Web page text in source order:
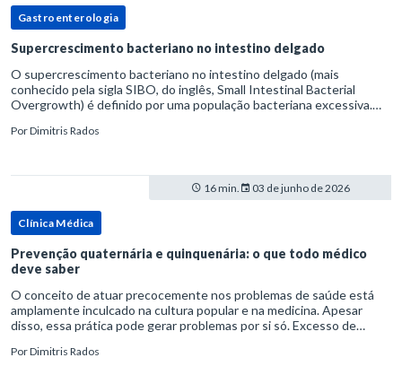
Gastroenterologia
Supercrescimento bacteriano no intestino delgado
O supercrescimento bacteriano no intestino delgado (mais
conhecido pela sigla SIBO, do inglês, Small Intestinal Bacterial
Overgrowth) é definido por uma população bacteriana excessiva.
PorDimitris Rados
16 min. 03 de junho de 2026
Clínica Médica
Prevenção quaternária e quinquenária: o que todo médico
deve saber
O conceito de atuar precocemente nos problemas de saúde está
amplamente inculcado na cultura popular e na medicina. Apesar
disso, essa prática pode gerar problemas por si só. Excesso de
PorDimitris Rados